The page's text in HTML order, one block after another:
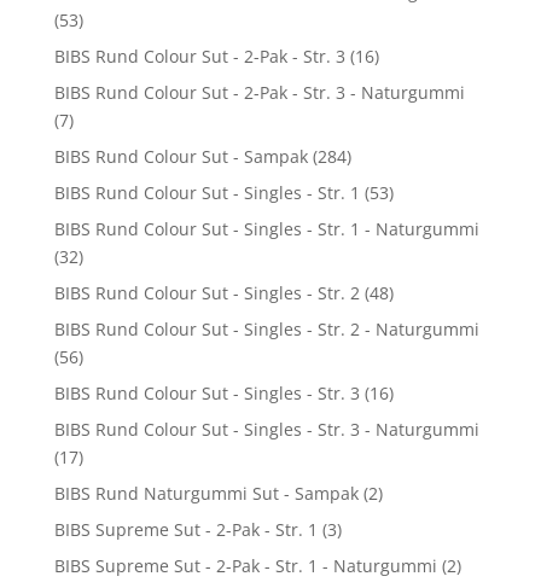
(53)
BIBS Rund Colour Sut - 2-Pak - Str. 3 (16)
BIBS Rund Colour Sut - 2-Pak - Str. 3 - Naturgummi
(7)
BIBS Rund Colour Sut - Sampak (284)
BIBS Rund Colour Sut - Singles - Str. 1 (53)
BIBS Rund Colour Sut - Singles - Str. 1 - Naturgummi
(32)
BIBS Rund Colour Sut - Singles - Str. 2 (48)
BIBS Rund Colour Sut - Singles - Str. 2 - Naturgummi
(56)
BIBS Rund Colour Sut - Singles - Str. 3 (16)
BIBS Rund Colour Sut - Singles - Str. 3 - Naturgummi
(17)
BIBS Rund Naturgummi Sut - Sampak (2)
BIBS Supreme Sut - 2-Pak - Str. 1 (3)
BIBS Supreme Sut - 2-Pak - Str. 1 - Naturgummi (2)